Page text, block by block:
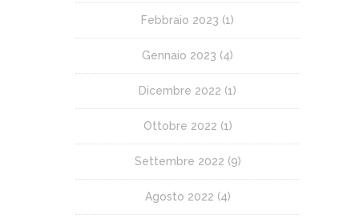
Febbraio 2023 (1)
Gennaio 2023 (4)
Dicembre 2022 (1)
Ottobre 2022 (1)
Settembre 2022 (9)
Agosto 2022 (4)